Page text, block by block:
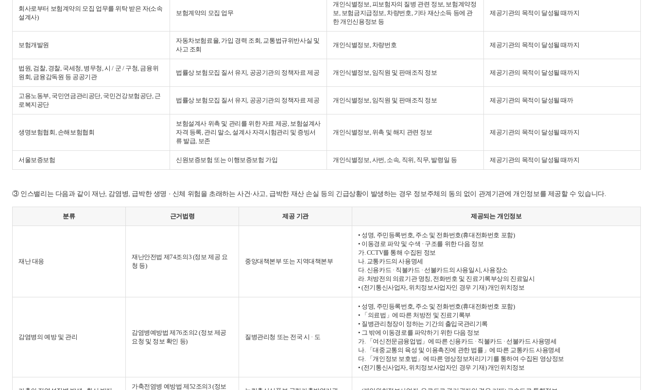
회사로부터 보험계약의 모집 업무를 위탁 받은 자(소속
설계사)
보험계약의 모집 업무
개인식별정보, 피보험자의 질병 관련 정보, 보험계약정
보, 보험금지급정보, 차량번호, 기타 재산소득 등에 관
한 개인신용정보 등
제공기관의 목적이 달성될 때까지
보험개발원
자동차보험료율, 가입 경력 조회, 교통법규위반사실 및
사고 조회
개인식별정보, 차량번호 제공기관의 목적이 달성될 때까지
법원, 검찰, 경찰, 국세청, 병무청, 시 / 군 / 구청, 금융위
원회, 금융감독원 등 공공기관
법률상 보험모집 질서 유지, 공공기관의 정책자료 제공 개인식별정보, 임직원 및 판매조직 정보 제공기관의 목적이 달성될 때까지
고용노동부, 국민연금관리공단, 국민건강보험공단, 근
로복지공단
법률상 보험모집 질서 유지, 공공기관의 정책자료 제공 개인식별정보, 임직원 및 판매조직 정보 제공기관의 목적이 달성될 때까
생명보험협회, 손해보험협회
보험설계사 위촉 및 관리를 위한 자료 제공, 보험설계사
자격 등록, 관리 말소, 설계사 자격시험관리 및 증빙서
류 발급, 보존
개인식별정보, 위촉 및 해지 관련 정보 제공기관의 목적이 달성될 때까지
서울보증보험 신원보증보험 또는 이행보증보험 가입 개인식별정보, 사번, 소속, 직위, 직무, 발령일 등 제공기관의 목적이 달성될 때까지
③ 인스밸리는 다음과 같이 재난, 감염병, 급박한 생명 · 신체 위험을 초래하는 사건·사고, 급박한 재산 손실 등의 긴급상황이 발생하는 경우 정보주체의 동의 없이 관계기관에 개인정보를 제공할 수 있습니다.
분류 근거법령 제공 기관 제공되는 개인정보
재난 대응
재난안전법 제74조의3 (정보 제공 요
청 등)
중앙대책본부 또는 지역대책본부
• 성명, 주민등록번호, 주소 및 전화번호(휴대전화번호 포함)
• 이동경로 파악 및 수색 · 구조를 위한 다음 정보
가. CCTV를 통해 수집된 정보
나. 교통카드의 사용명세
다. 신용카드 · 직불카드 · 선불카드의 사용일시, 사용장소
라. 처방전의 의료기관 명칭, 전화번호 및 진료기록부상의 진료일시
• (전기통신사업자, 위치정보사업자인 경우 기재) 개인위치정보
감염병의 예방 및 관리
감염병예방법 제76조의2 (정보 제공
요청 및 정보 확인 등)
질병관리청 또는 전국 시 · 도
• 성명, 주민등록번호, 주소 및 전화번호(휴대전화번호 포함)
• 「의료법」에 따른 처방전 및 진료기록부
• 질병관리청장이 정하는 기간의 출입국관리기록
• 그 밖에 이동경로를 파악하기 위한 다음 정보
가. 「여신전문금융업법」에 따른 신용카드 · 직불카드 · 선불카드 사용명세
나. 「대중교통의 육성 및 이용촉진에 관한 법률」에 따른 교통카드 사용명세
다. 「개인정보 보호법」에 따른 영상정보처리기기를 통하여 수집된 영상정보
• (전기통신사업자, 위치정보사업자인 경우 기재) 개인위치정보
가축전염병 예방법 제52조의3 (정보